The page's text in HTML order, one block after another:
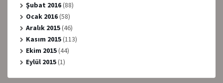
Şubat 2016(88)
Ocak 2016(58)
Aralık 2015(46)
Kasım 2015(113)
Ekim 2015(44)
Eylül 2015(1)